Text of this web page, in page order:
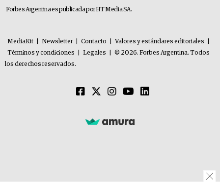
Forbes Argentina es publicada por HT Media SA.
MediaKit Newsletter Contacto Valores y estándares editoriales
Términos y condiciones
Legales
© 2026. Forbes Argentina. Todos
los derechos reservados.